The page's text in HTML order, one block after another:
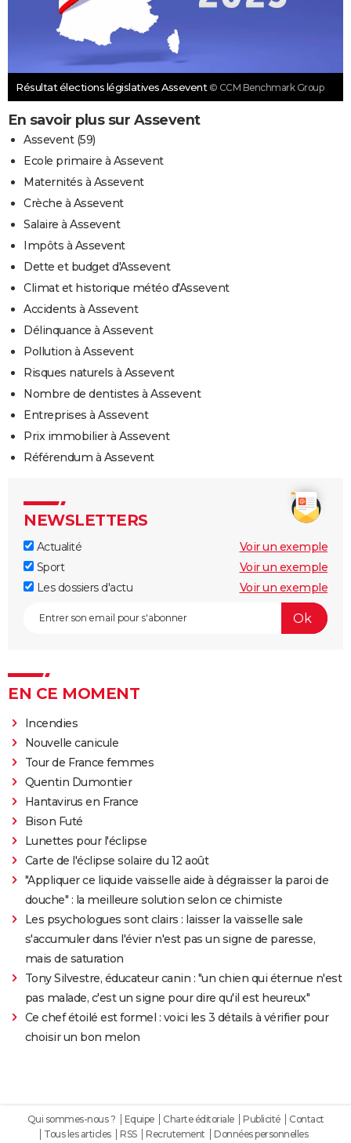
Résultat élections législatives Assevent © CCM Benchmark Group
En savoir plus sur Assevent
Assevent (59)
Ecole primaire à Assevent
Maternités à Assevent
Crèche à Assevent
Salaire à Assevent
Impôts à Assevent
Dette et budget d'Assevent
Climat et historique météo d'Assevent
Accidents à Assevent
Délinquance à Assevent
Pollution à Assevent
Risques naturels à Assevent
Nombre de dentistes à Assevent
Entreprises à Assevent
Prix immobilier à Assevent
Référendum à Assevent
NEWSLETTERS
Actualité
Voir un exemple
Sport
Voir un exemple
Les dossiers d'actu
Voir un exemple
EN CE MOMENT
Incendies
Nouvelle canicule
Tour de France femmes
Quentin Dumontier
Hantavirus en France
Bison Futé
Lunettes pour l'éclipse
Carte de l'éclipse solaire du 12 août
"Appliquer ce liquide vaisselle aide à dégraisser la paroi de
douche" : la meilleure solution selon ce chimiste
Les psychologues sont clairs : laisser la vaisselle sale
s'accumuler dans l'évier n'est pas un signe de paresse,
mais de saturation
Tony Silvestre, éducateur canin : "un chien qui éternue n'est
pas malade, c'est un signe pour dire qu'il est heureux"
Ce chef étoilé est formel : voici les 3 détails à vérifier pour
choisir un bon melon
Qui sommes-nous ? Equipe Charte éditoriale Publicité
Contact
Tous les articles
RSS Recrutement Données personnelles